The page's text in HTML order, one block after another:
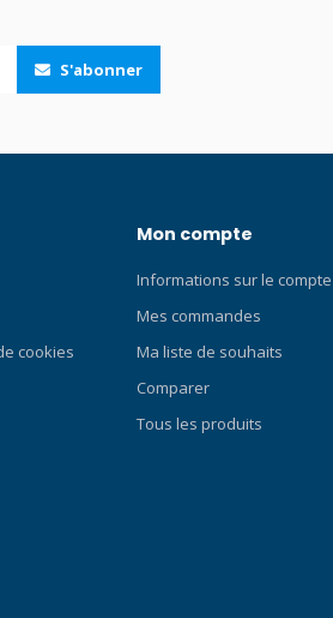
S'abonner
cookies
Mon compte
Informations sur le compte
Mes commandes
Ma liste de souhaits
Comparer
Tous les produits